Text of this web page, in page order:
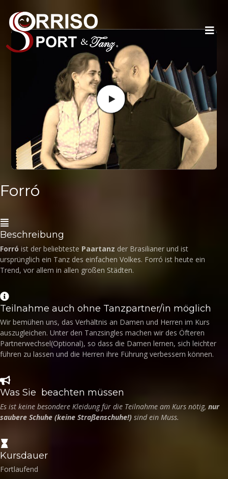
Forró
Beschreibung
Forró ist der beliebteste Paartanz der Brasilianer und ist
ursprünglich ein Tanz des einfachen Volkes. Forró ist heute ein
Trend, vor allem in allen großen Städten.
Teilnahme auch ohne Tanzpartner/in möglich
Wir bemühen uns, das Verhältnis an Damen und Herren im Kurs
auszugleichen. Unter den Tanzsingles machen wir des Öfteren
Partnerwechsel(Optional), so dass die Damen lernen, sich leichter
führen zu lassen und die Herren ihre Führung verbessern können.
Was Sie beachten müssen
Es ist keine besondere Kleidung für die Teilnahme am Kurs nötig, nur
saubere Schuhe (keine Straßenschuhe!) sind ein Muss.
Kursdauer
Fortlaufend